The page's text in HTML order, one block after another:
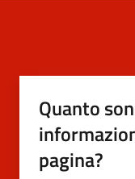
Quanto
pagina?